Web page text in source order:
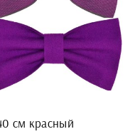
см красный